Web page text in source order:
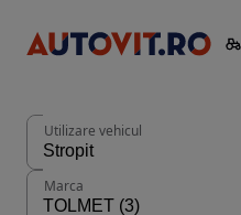
Utilizare vehicul
Marca